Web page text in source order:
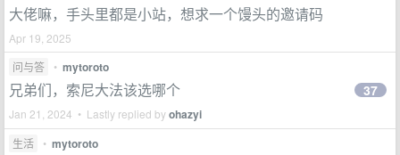
大佬嘛，手头里都是小站，想求一个馒头的邀请码
Apr 19, 2025
问与答
• mytoroto
兄弟们，索尼大法该选哪个
Jan 21, 2024 • Lastly replied byohazyi
37
生活 • mytoroto